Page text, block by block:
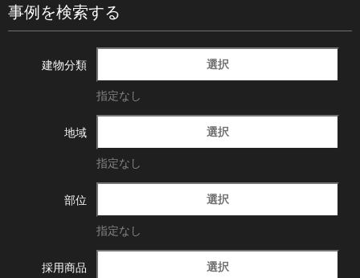
事例を検索する
建物分類 選択
指定なし
地域 選択
指定なし
部位 選択
指定なし
採用商品 選択